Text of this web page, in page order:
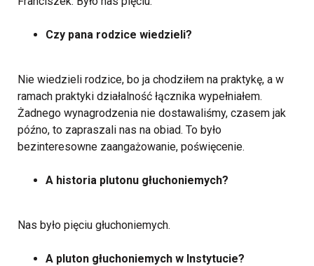
Czy pana rodzice wiedzieli?
Nie wiedzieli rodzice, bo ja chodziłem na praktykę, a w
ramach praktyki działalność łącznika wypełniałem.
Żadnego wynagrodzenia nie dostawaliśmy, czasem jak
późno, to zapraszali nas na obiad. To było
bezinteresowne zaangażowanie, poświęcenie.
A historia plutonu głuchoniemych?
Nas było pięciu głuchoniemych.
A pluton głuchoniemych w Instytucie?